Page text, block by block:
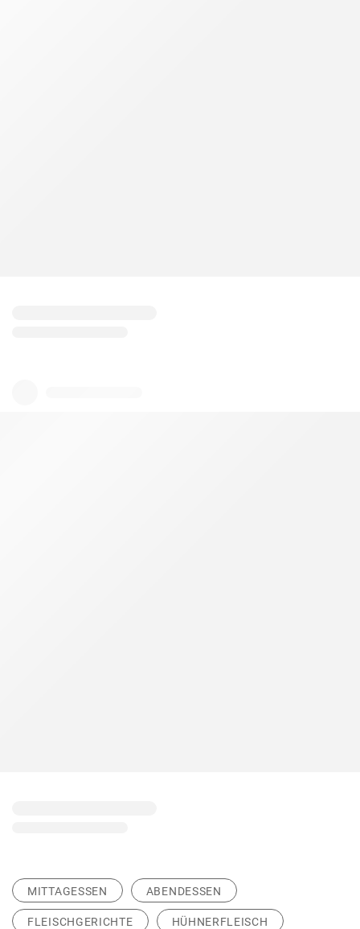
MITTAGESSEN ABENDESSEN
FLEISCHGERICHTE HÜHNERFLEISCH